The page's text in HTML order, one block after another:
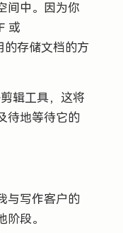
间中。因为你
或
存储文档的方
辑工具，这将
待地等待它的
与写作客户的
段。